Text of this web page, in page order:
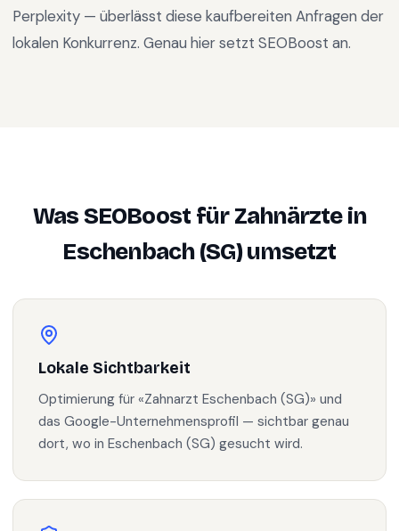
Perplexity — überlässt diese kaufbereiten Anfragen der
lokalen Konkurrenz. Genau hier setzt SEOBoost an.
Was SEOBoost fürZahnärztein
Eschenbach (SG)umsetzt
Lokale Sichtbarkeit
Optimierung für «Zahnarzt Eschenbach (SG)» und
das Google-Unternehmensprofil — sichtbar genau
dort, wo in Eschenbach (SG) gesucht wird.